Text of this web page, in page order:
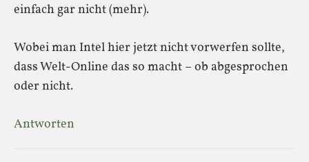
einfach gar nicht (mehr).
Wobei man Intel hier jetzt nicht vorwerfen sollte,
dass Welt-Online das so macht – ob abgesprochen
oder nicht.
Antworten